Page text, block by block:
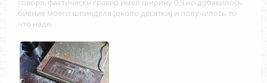
говоря, фактически гравер имел ширину 0,3 но добавилось
биение моего шпинделя (около десятки) и получилось то
что надо.